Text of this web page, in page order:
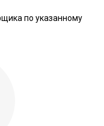
по указанному